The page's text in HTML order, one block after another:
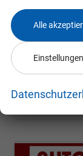
Kraftstoff Benzin
Verbrauch
CO -Klasse:
CO2-
Alle
Einstellungen